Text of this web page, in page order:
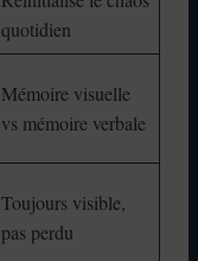
quotidien
Mémoire visuelle
vs mémoire verbale
Toujours visible,
pas perdu